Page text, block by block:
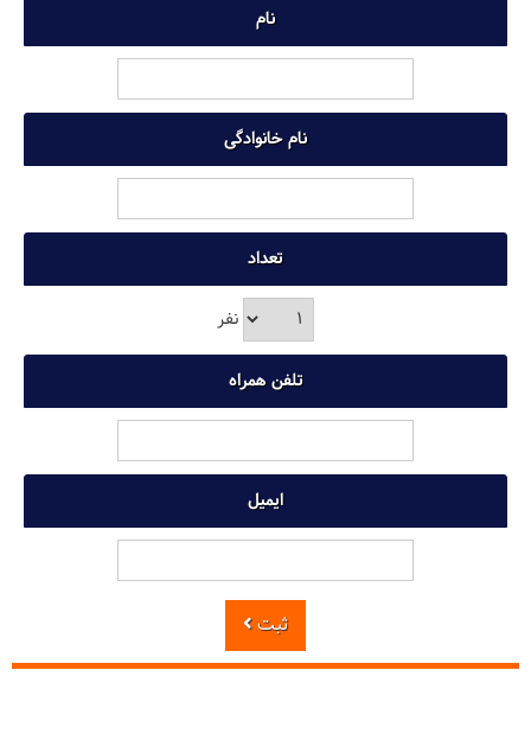
نام
نام خانوادگی
تعداد
نفر
تلفن همراه
ایمیل
ثبت